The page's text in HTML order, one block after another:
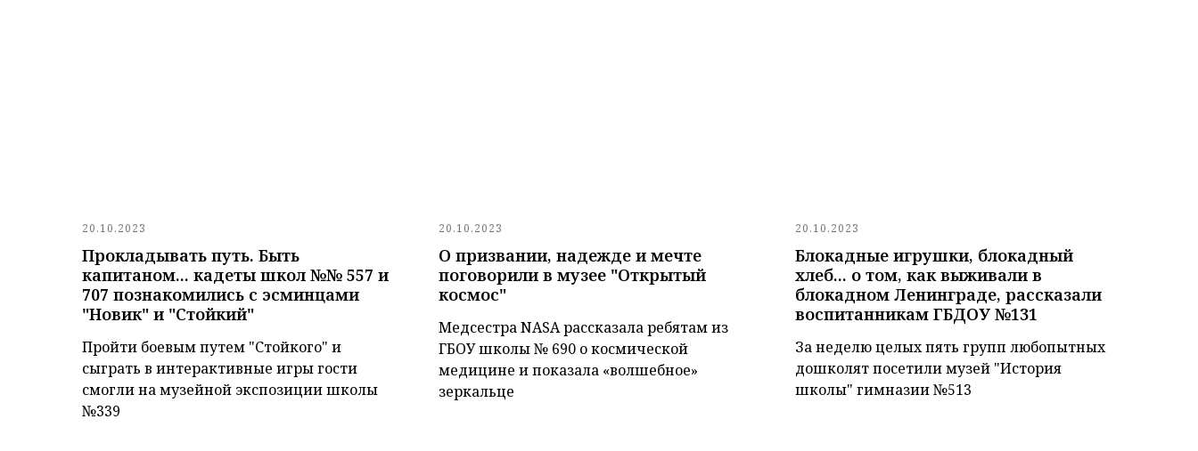
20.10.2023
Прокладывать путь. Быть
капитаном... кадеты школ №№ 557 и
707 познакомились с эсминцами
"Новик" и "Стойкий"
Пройти боевым путем "Стойкого" и
сыграть в интерактивные игры гости
смогли на музейной экспозиции школы
№339
20.10.2023
О призвании, надежде и мечте
поговорили в музее "Открытый
космос"
Медсестра NASA рассказала ребятам из
ГБОУ школы № 690 о космической
медицине и показала «волшебное»
зеркальце
20.10.2023
Блокадные игрушки, блокадный
хлеб... о том, как выживали в
блокадном Ленинграде, рассказали
воспитанникам ГБДОУ №131
За неделю целых пять групп любопытных
дошколят посетили музей "История
школы" гимназии №513